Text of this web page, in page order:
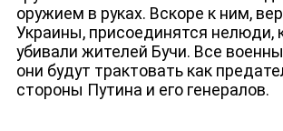
оружием в руках. Вскоре к ним,
Украины, присоединятся нелюди,
убивали жителей Бучи. Все
они будут трактовать как
стороны Путина и его генералов.